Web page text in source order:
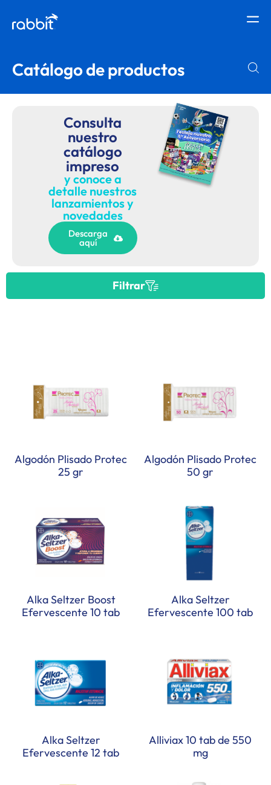
Catálogo de productos
Consulta
nuestro
catálogo
impreso
y conoce a
detalle nuestros
lanzamientos y
novedades
Descarga
aquí
Filtrar
Algodón Plisado Protec
25 gr
Algodón Plisado Protec
50 gr
Alka Seltzer Boost
Efervescente 10 tab
Alka Seltzer
Efervescente 100 tab
Alka Seltzer
Efervescente 12 tab
Alliviax 10 tab de 550
mg